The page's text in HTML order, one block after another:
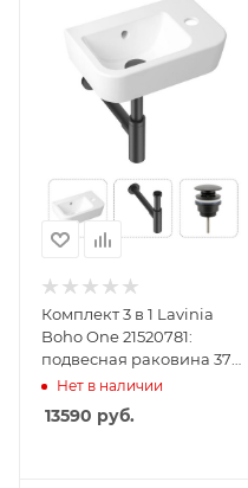
Комплект 3 в 1 Lavinia
Boho One 21520781:
подвесная раковина 37
см, металлический
сифон, донный клапан
Нет в наличии
13590 руб.